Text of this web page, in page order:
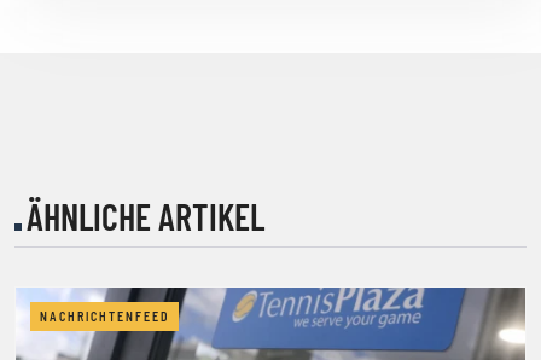
ÄHNLICHE ARTIKEL
NACHRICHTENFEED